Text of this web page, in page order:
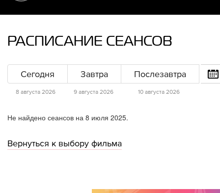
РАСПИСАНИЕ СЕАНСОВ
Сегодня
8 августа 2026
Завтра
9 августа 2026
Послезавтра
10 августа 2026
Не найдено сеансов на 8 июля 2025.
Вернуться к выбору фильма